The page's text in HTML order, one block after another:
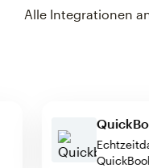
Alle Integrationen